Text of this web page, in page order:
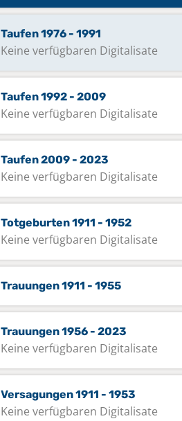
Taufen 1976 - 1991
Keine verfügbaren Digitalisate
Taufen 1992 - 2009
Keine verfügbaren Digitalisate
Taufen 2009 - 2023
Keine verfügbaren Digitalisate
Totgeburten 1911 - 1952
Keine verfügbaren Digitalisate
Trauungen 1911 - 1955
Trauungen 1956 - 2023
Keine verfügbaren Digitalisate
Versagungen 1911 - 1953
Keine verfügbaren Digitalisate